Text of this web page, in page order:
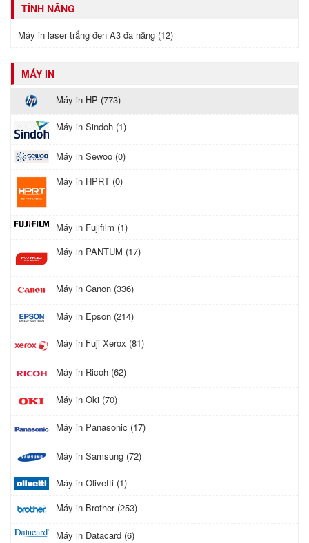
TÍNH NĂNG
Máy in laser trắng đen A3 đa năng (12)
MÁY IN
Máy in HP (773)
Máy in Sindoh (1)
Máy in Sewoo (0)
Máy in HPRT (0)
Máy in Fujifilm (1)
Máy in PANTUM (17)
Máy in Canon (336)
Máy in Epson (214)
Máy in Fuji Xerox (81)
Máy in Ricoh (62)
Máy in Oki (70)
Máy in Panasonic (17)
Máy in Samsung (72)
Máy in Olivetti (1)
Máy in Brother (253)
Máy in Datacard (6)